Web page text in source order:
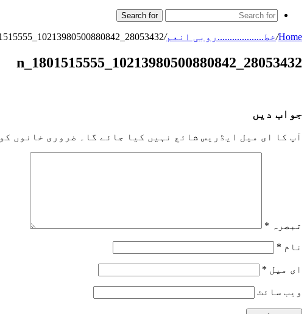
Search for
Home
/خط...................روبی انعم/
28053432_10213980500880842_1801515555_n
28053432_10213980500880842_1801515555_n
جواب دیں
آپ کا ای میل ایڈریس شائع نہیں کیا جائے گا۔ ضروری خانوں کو
تبصرہ *
نام *
ای میل *
ویب‌ سائٹ